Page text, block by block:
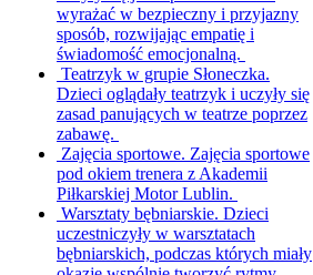
wyrażać w bezpieczny i przyjazny
sposób, rozwijając empatię i
świadomość emocjonalną.
Teatrzyk w grupie Słoneczka.
Dzieci oglądały teatrzyk i uczyły się
zasad panujących w teatrze poprzez
zabawę.
Zajęcia sportowe. Zajęcia sportowe
pod okiem trenera z Akademii
Piłkarskiej Motor Lublin.
Warsztaty bębniarskie. Dzieci
uczestniczyły w warsztatach
bębniarskich, podczas których miały